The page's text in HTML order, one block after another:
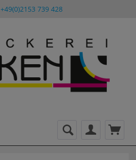
+49(0)2153 739 428